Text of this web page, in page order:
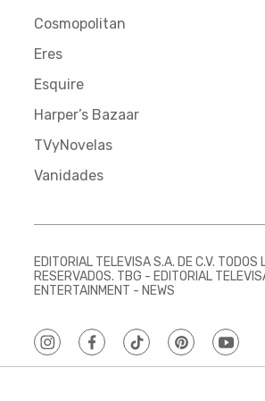
Cosmopolitan
Eres
Esquire
Harper’s Bazaar
TVyNovelas
Vanidades
EDITORIAL TELEVISA S.A. DE C.V. TODOS
RESERVADOS. TBG - EDITORIAL
ENTERTAINMENT - NEWS
instagramfacebooktiktokpinterest